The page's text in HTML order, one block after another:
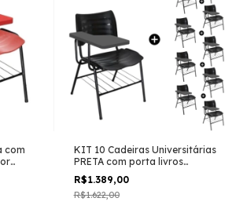
com
KIT 10 Cadeiras Universitárias
PRETA com porta livros
prancheta Plástica
R$1.389,00
R$1.622,00